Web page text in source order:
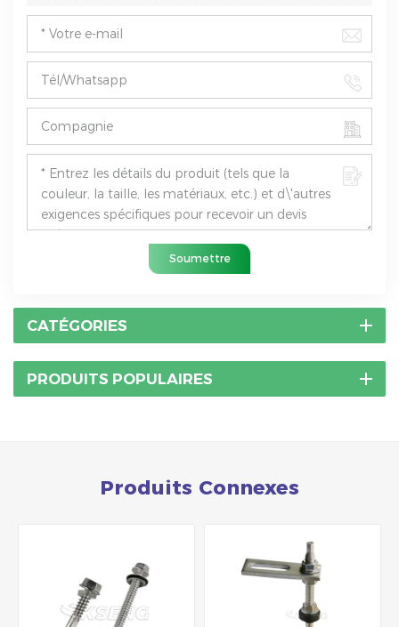
Soumettre
CATÉGORIES
PRODUITS POPULAIRES
Produits Connexes